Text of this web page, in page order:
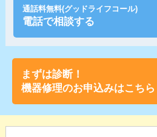
通話料無料(グッドライフコール)
電話で相談する
まずは診断！
機器修理のお申込みはこちら